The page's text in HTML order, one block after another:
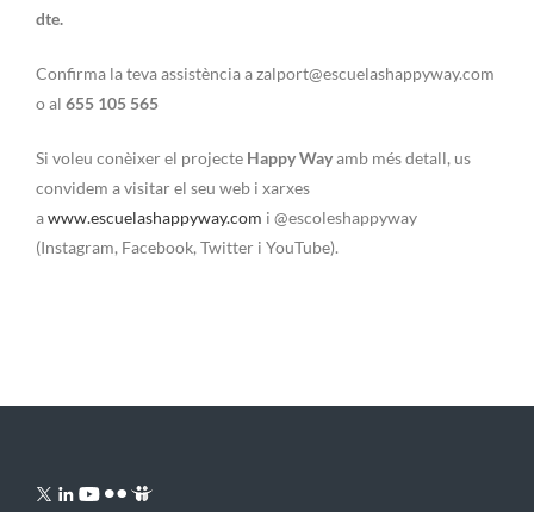
dte.
Confirma la teva assistència a zalport@escuelashappyway.com
o al 655 105 565
Si voleu conèixer el projecte Happy Wayamb més detall, us
convidem a visitar el seu web i xarxes
awww.escuelashappyway.com i @escoleshappyway
(Instagram, Facebook, Twitter i YouTube).